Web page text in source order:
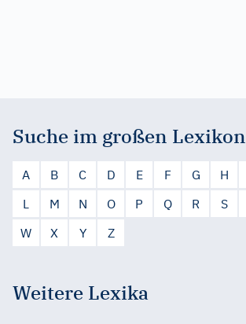
Suche im großen Lexikon
A B C D E F G H
L
M N O P Q R S
W
X Y Z
Weitere Lexika